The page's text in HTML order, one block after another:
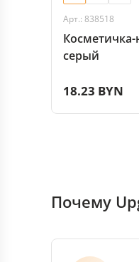
Арт.: 838518
Косметичка-
серый
18.23 BYN
Почему